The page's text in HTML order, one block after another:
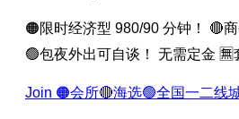
🟠限时经济型 980/90 分钟！ 🔴
🟢包夜外出可自谈！ 无需定金 🈚️
Join 🟠会所🔴海选🟢全国一二线